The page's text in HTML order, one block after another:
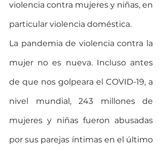
violencia contra mujeres y niñas, en
particular violencia doméstica.
La pandemia de violencia contra la
mujer no es nueva. Incluso antes
de que nos golpeara el COVID-19, a
nivel mundial, 243 millones de
mujeres y niñas fueron abusadas
por sus parejas íntimas en el último